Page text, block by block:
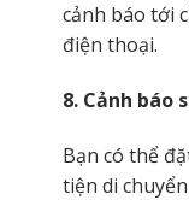
cảnh báo tới
điện thoại.
8. Cảnh báo
Bạn có thể
tiện di